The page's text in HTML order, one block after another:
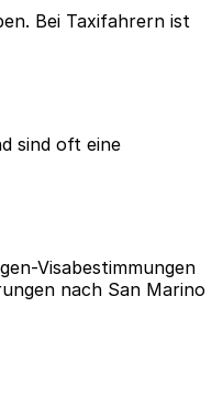
Bei Taxifahrern ist
sind oft eine
Visabestimmungen
nach San Marino